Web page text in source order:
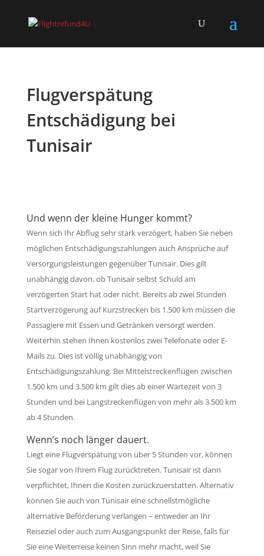
Flugverspätung
Entschädigung bei
Tunisair
Und wenn der kleine Hunger kommt?
Wenn sich Ihr Abflug sehr stark verzögert, haben Sie neben
möglichen Entschädigungszahlungen auch Ansprüche auf
Versorgungsleistungen gegenüber Tunisair. Dies gilt
unabhängig davon, ob Tunisair selbst Schuld am
verzögerten Start hat oder nicht. Bereits ab zwei Stunden
Startverzögerung auf Kurzstrecken bis 1.500 km müssen die
Passagiere mit Essen und Getränken versorgt werden.
Weiterhin stehen Ihnen kostenlos zwei Telefonate oder E-
Mails zu. Dies ist völlig unabhängig von
Entschädigungszahlung. Bei Mittelstreckenflügen zwischen
1.500 km und 3.500 km gilt dies ab einer Wartezeit von 3
Stunden und bei Langstreckenflügen von mehr als 3.500 km
ab 4 Stunden.
Wenn’s noch länger dauert.
Liegt eine Flugverspätung von über 5 Stunden vor, können
Sie sogar von Ihrem Flug zurücktreten. Tunisair ist dann
verpflichtet, Ihnen die Kosten zurückzuerstatten. Alternativ
können Sie auch von Tunisair eine schnellstmögliche
alternative Beförderung verlangen – entweder an Ihr
Reiseziel oder auch zum Ausgangspunkt der Reise, falls für
Sie eine Weiterreise keinen Sinn mehr macht, weil Sie